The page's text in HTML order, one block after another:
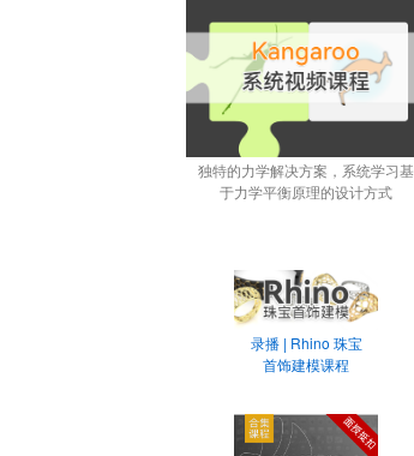
独特的力学解决方案，系统学习基
于力学平衡原理的设计方式
录播 | Rhino 珠宝
首饰建模课程